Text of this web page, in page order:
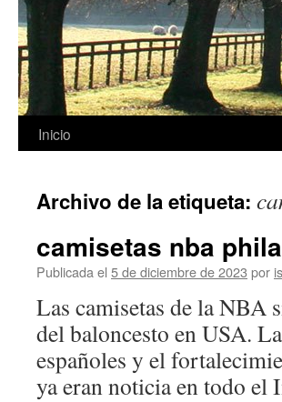
Saltar
contenido
Inicio
Archivo de la etiqueta:
camisetas nba
Publicada el 5 de diciembre de 2023 por
Las camisetas de la NBA
del baloncesto en USA.
españoles y el
ya eran noticia en todo